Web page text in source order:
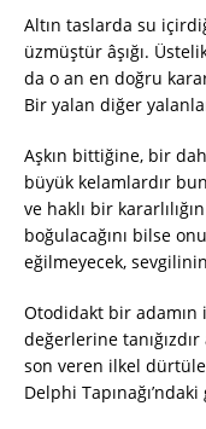
Altın taslarda su
üzmüştür âşığı.
da o an en doğru
Bir yalan diğer
Aşkın bittiğine, bir
büyük kelamlardır
ve haklı bir
boğulacağını bilse
eğilmeyecek,
Otodidakt bir adamın
değerlerine
son veren ilkel
Delphi